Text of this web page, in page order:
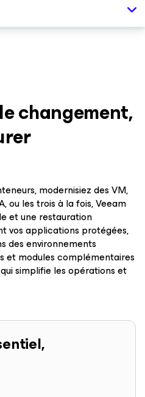
changement,
modernisiez des VM,
ou les trois à la fois, Veeam
et une restauration
vos applications protégées,
des environnements
et modules complémentaires
simplifie les opérations et